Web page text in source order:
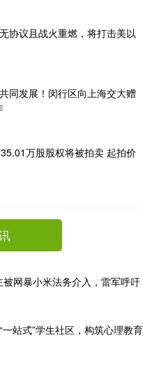
协议且战火重燃，将打击美以
同发展！闵行区向上海交大赠
万股股权将被拍卖 起拍价
网暴小米法务介入，雷军呼吁
站式”学生社区，构筑心理教育